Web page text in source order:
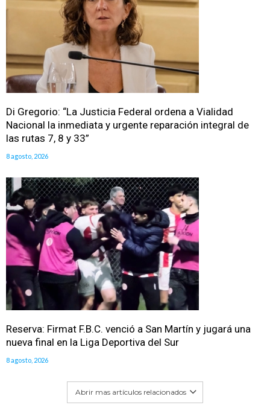
Di Gregorio: “La Justicia Federal ordena a Vialidad
Nacional la inmediata y urgente reparación integral de
las rutas 7, 8 y 33”
8 agosto, 2026
Reserva: Firmat F.B.C. venció a San Martín y jugará una
nueva final en la Liga Deportiva del Sur
8 agosto, 2026
Abrir mas artículos relacionados